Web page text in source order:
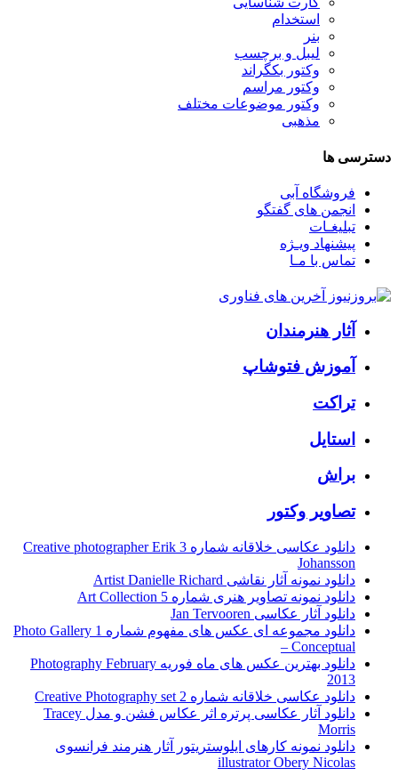
استخدام
بنر
لیبل و برچسب
وکتور بکگراند
وکتور مراسم
وکتور موضوعات مختلف
مذهبی
دسترسی ها
فروشگاه آبی
انجمن های گفتگو
تبلیغـات
پیشنهاد ویـژه
تماس با مـا
آثار هنرمندان
آموزش فتوشاپ
تراکت
استایل
براش
تصاویر وکتور
دانلود عکاسی خلاقانه شماره 3 Creative photographer Erik
Johansson
دانلود نمونه آثار نقاشی Artist Danielle Richard
دانلود نمونه تصاویر هنری شماره 5 Art Collection
دانلود آثار عکاسی Jan Tervooren
دانلود مجموعه ای عکس های مفهوم شماره 1 Photo Gallery
– Conceptual
دانلود بهترین عکس های ماه فوریه Photography February
2013
دانلود عکاسی خلاقانه شماره 2 Creative Photography set
دانلود آثار عکاسی پرتره اثر عکاس فشن و مدل Tracey
Morris
دانلود نمونه کارهای ایلوستریتور آثار هنرمند فرانسوی
illustrator Obery Nicolas